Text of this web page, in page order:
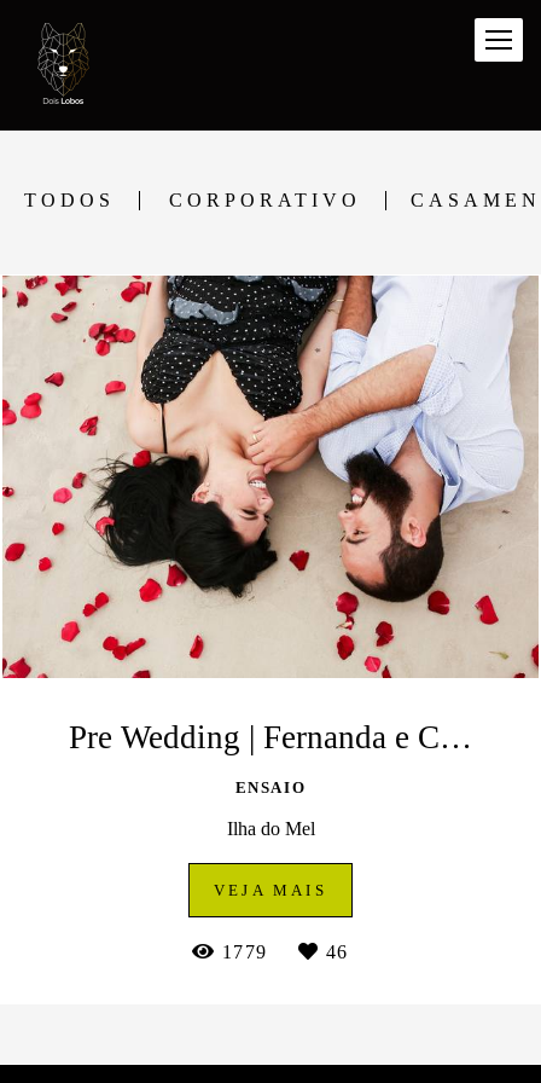
TODOS CORPORATIVO
Pre Wedding | Fernanda e Carlos | Ilha do Mel
ENSAIO
Ilha do Mel
VEJA MAIS
1779 46